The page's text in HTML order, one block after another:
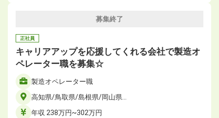
募集終了
正社員
キャリアアップを応援してくれる会社で製造オ
ペレーター職を募集☆
製造オペレーター職
高知県/鳥取県/島根県/岡山県…
年収 238万円~302万円